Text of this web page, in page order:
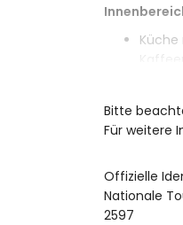
Küche
2
Bitte
Für weitere
Offizielle
Nationale
2597